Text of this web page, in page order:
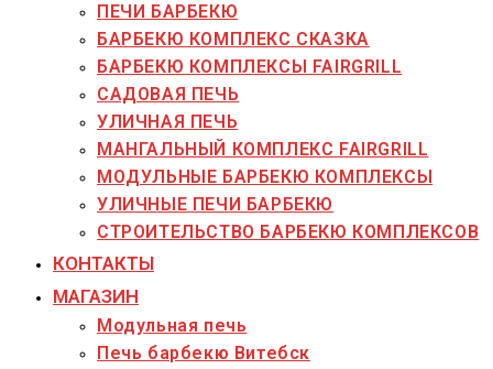
ПЕЧИ БАРБЕКЮ
БАРБЕКЮ КОМПЛЕКС СКАЗКА
БАРБЕКЮ КОМПЛЕКСЫ FAIRGRILL
САДОВАЯ ПЕЧЬ
УЛИЧНАЯ ПЕЧЬ
МАНГАЛЬНЫЙ КОМПЛЕКС FAIRGRILL
МОДУЛЬНЫЕ БАРБЕКЮ КОМПЛЕКСЫ
УЛИЧНЫЕ ПЕЧИ БАРБЕКЮ
СТРОИТЕЛЬСТВО БАРБЕКЮ КОМПЛЕКСОВ
КОНТАКТЫ
МАГАЗИН
Модульная печь
Печь барбекю Витебск